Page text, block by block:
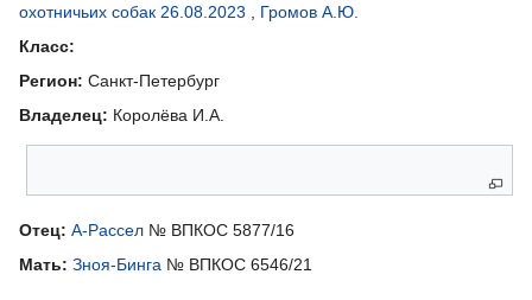
охотничьих собак 26.08.2023
Громов А.Ю.
Класс:
Регион: Санкт-Петербург
Владелец: Королёва И.А.
Отец: А-Рассел № ВПКОС 5877/16
Мать: Зноя-Бинга № ВПКОС 6546/21